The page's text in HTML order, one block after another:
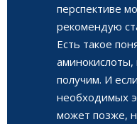
перспективе
рекомендую
Есть такое
аминокислоты,
получим. И
необходимых
может позже,